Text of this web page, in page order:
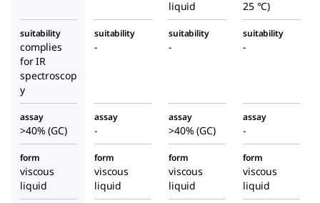
liquid
25 °C)
suitability
complies
for IR
spectroscop
y
suitability
-
suitability
-
suitability
-
assay
>40% (GC)
assay
-
assay
>40% (GC)
assay
-
form
viscous
liquid
form
viscous
liquid
form
viscous
liquid
form
viscous
liquid